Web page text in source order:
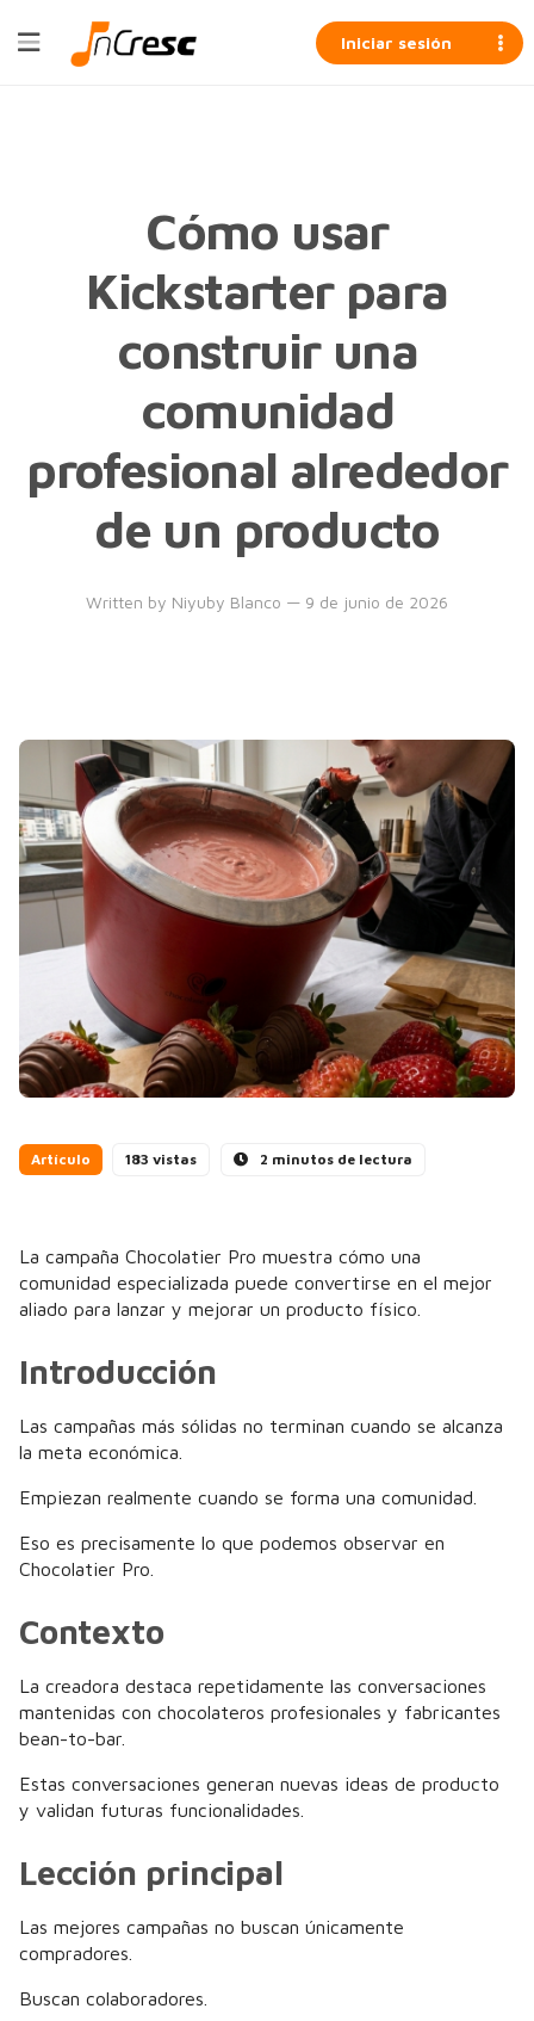
Iniciar sesión
Cómo usar
Kickstarter para
construir una
comunidad
profesional alrededor
de un producto
Written by Niyuby Blanco — 9 de junio de 2026
Artículo 183 vistas 2 minutos de lectura
La campaña Chocolatier Pro muestra cómo una
comunidad especializada puede convertirse en el mejor
aliado para lanzar y mejorar un producto físico.
Introducción
Las campañas más sólidas no terminan cuando se alcanza
la meta económica.
Empiezan realmente cuando se forma una comunidad.
Eso es precisamente lo que podemos observar en
Chocolatier Pro.
Contexto
La creadora destaca repetidamente las conversaciones
mantenidas con chocolateros profesionales y fabricantes
bean-to-bar.
Estas conversaciones generan nuevas ideas de producto
y validan futuras funcionalidades.
Lección principal
Las mejores campañas no buscan únicamente
compradores.
Buscan colaboradores.